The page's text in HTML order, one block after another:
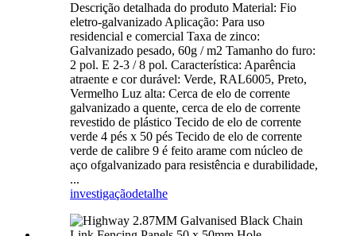
Descrição detalhada do produto Material: Fio
eletro-galvanizado Aplicação: Para uso
residencial e comercial Taxa de zinco:
Galvanizado pesado, 60g / m2 Tamanho do furo:
2 pol. E 2-3 / 8 pol. Característica: Aparência
atraente e cor durável: Verde, RAL6005, Preto,
Vermelho Luz alta: Cerca de elo de corrente
galvanizado a quente, cerca de elo de corrente
revestido de plástico Tecido de elo de corrente
verde 4 pés x 50 pés Tecido de elo de corrente
verde de calibre 9 é feito arame com núcleo de
aço ofgalvanizado para resistência e durabilidade,
...
investigaçãodetalhe